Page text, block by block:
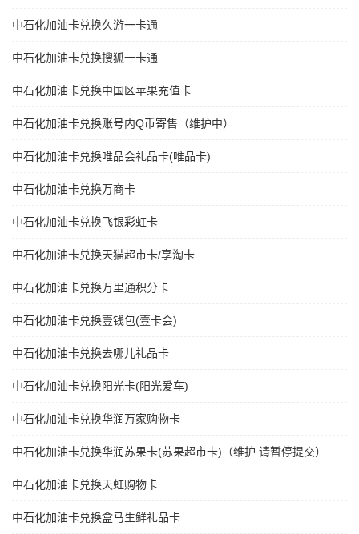
中石化加油卡兑换久游一卡通
中石化加油卡兑换搜狐一卡通
中石化加油卡兑换中国区苹果充值卡
中石化加油卡兑换账号内Q币寄售（维护中）
中石化加油卡兑换唯品会礼品卡(唯品卡)
中石化加油卡兑换万商卡
中石化加油卡兑换飞银彩虹卡
中石化加油卡兑换天猫超市卡/享淘卡
中石化加油卡兑换万里通积分卡
中石化加油卡兑换壹钱包(壹卡会)
中石化加油卡兑换去哪儿礼品卡
中石化加油卡兑换阳光卡(阳光爱车)
中石化加油卡兑换华润万家购物卡
中石化加油卡兑换华润苏果卡(苏果超市卡)（维护 请暂停提交）
中石化加油卡兑换天虹购物卡
中石化加油卡兑换盒马生鲜礼品卡